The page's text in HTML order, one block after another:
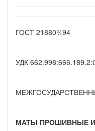
ГОСТ 21880¾94
УДК
МАТЫ ПРОШИВНЫЕ